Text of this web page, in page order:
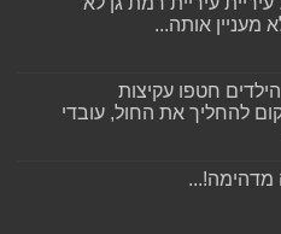
מעניין אותה...
הילדים חטפו עקיצות
להחליך את החול, עובדי
מדהימה!...